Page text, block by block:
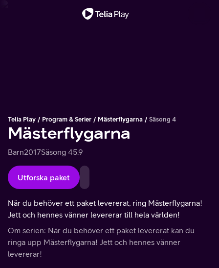
Telia Play Program & Serier Mästerflygarna Säsong 4
Mästerflygarna
Barn2017Säsong 45.9
Utforska paket
När du behöver ett paket levererat, ring Mästerflygarna!
Jett och hennes vänner levererar till hela världen!
Om serien: När du behöver ett paket levererat kan du
ringa upp Mästerflygarna! Jett och hennes vänner
levererar!